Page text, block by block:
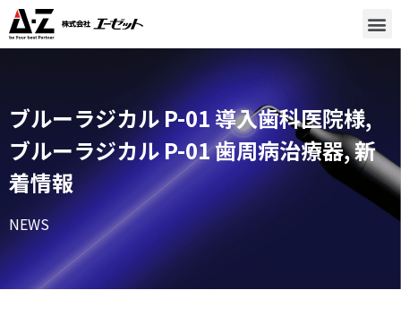
ブルーラジカル P-01 導入歯科医院様,
ブルーラジカル P-01 歯周病治療器,新
着情報
NEWS